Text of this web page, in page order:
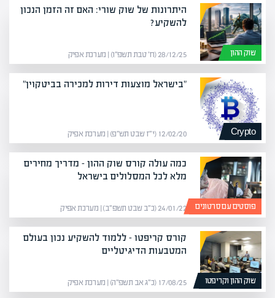
שוק ההון
היתרונות של שוק שורי: האם זה הזמן הנכון
להשקיע?
28/12/25 (ח׳ טבת תשפ״ו) | מערכת אפיק
Crypto
"בישראל מוצעות דירות למכירה בביטקוין"
12/02/20 (י״ז שבט תש״פ) | מערכת אפיק
פוסטים עם סרטונים
כמה עולה קורס שוק ההון – מדריך מחירים
מלא לכל המסלולים בישראל
24/01/22 (כ״ב שבט תשפ״ב) | מערכת אפיק
שוק ההון וקריפטו
קורס קריפטו – ללמוד להשקיע נכון בעולם
המטבעות הדיגיטליים
17/08/25 (כ״ג אב תשפ״ה) | מערכת אפיק